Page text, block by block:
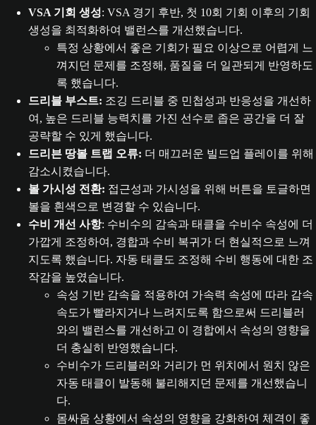
VSA 기회 생성: VSA 경기 후반, 첫 10회 기회 이후의 기회
생성을 최적화하여 밸런스를 개선했습니다.
특정 상황에서 좋은 기회가 필요 이상으로 어렵게 느
껴지던 문제를 조정해, 품질을 더 일관되게 반영하도
록 했습니다.
드리블 부스트: 조깅 드리블 중 민첩성과 반응성을 개선하
여, 높은 드리블 능력치를 가진 선수로 좁은 공간을 더 잘
공략할 수 있게 했습니다.
드리븐 땅볼 트랩 오류: 더 매끄러운 빌드업 플레이를 위해
감소시켰습니다.
볼 가시성 전환: 접근성과 가시성을 위해 버튼을 토글하면
볼을 흰색으로 변경할 수 있습니다.
수비 개선 사항: 수비수의 감속과 태클을 수비수 속성에 더
가깝게 조정하여, 경합과 수비 복귀가 더 현실적으로 느껴
지도록 했습니다. 자동 태클도 조정해 수비 행동에 대한 조
작감을 높였습니다.
속성 기반 감속을 적용하여 가속력 속성에 따라 감속
속도가 빨라지거나 느려지도록 함으로써 드리블러
와의 밸런스를 개선하고 이 경합에서 속성의 영향을
더 충실히 반영했습니다.
수비수가 드리블러와 거리가 먼 위치에서 원치 않은
자동 태클이 발동해 불리해지던 문제를 개선했습니
다.
몸싸움 상황에서 속성의 영향을 강화하여 체격이 좋